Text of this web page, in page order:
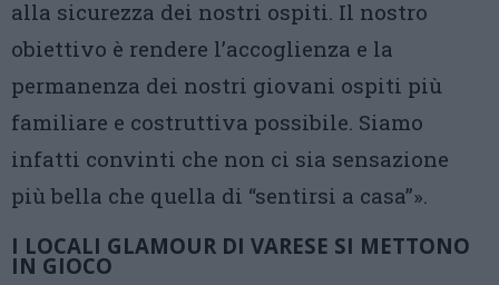
alla sicurezza dei nostri ospiti. Il nostro
obiettivo è rendere l’accoglienza e la
permanenza dei nostri giovani ospiti più
familiare e costruttiva possibile. Siamo
infatti convinti che non ci sia sensazione
più bella che quella di “sentirsi a casa”».
I LOCALI GLAMOUR DI VARESE SI METTONO
IN GIOCO